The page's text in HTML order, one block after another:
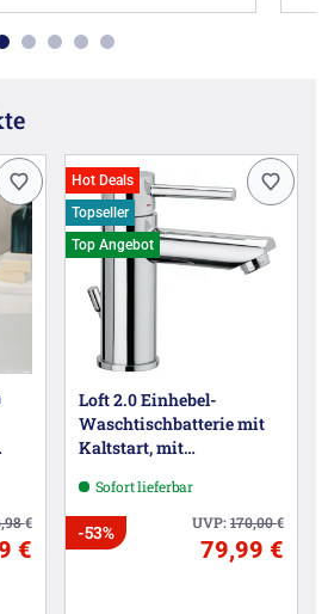
€
€
Hot Deals
Topseller
Top Angebot
Loft 2.0 Einhebel-
Waschtischbatterie mit
Kaltstart, mit
Sofort lieferbar
UVP:170,00€
-53%
79,99 €